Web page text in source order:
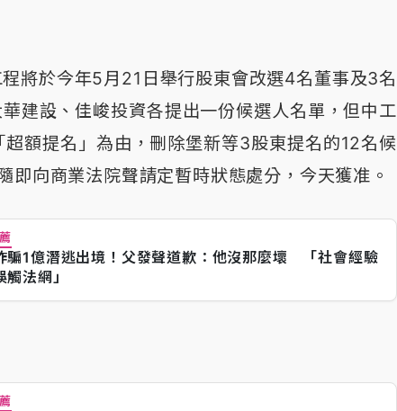
將於今年5月21日舉行股東會改選4名董事及3名
建設、佳峻投資各提出一份候選人名單，但中工
額提名」為由，刪除堡新等3股東提名的12名候
即向商業法院聲請定暫時狀態處分，今天獲准。
騙1億潛逃出境！父發聲道歉：他沒那麼壞 「社會經驗
法網」